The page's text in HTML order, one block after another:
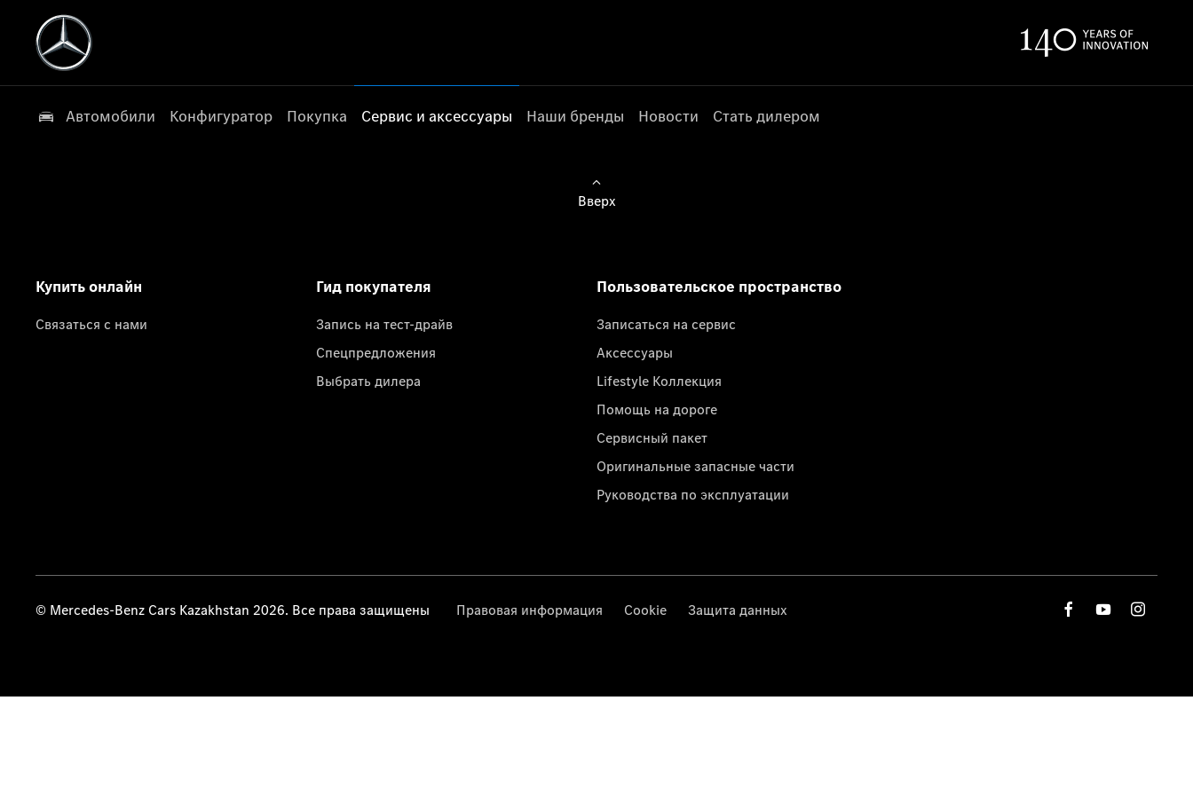
Автомобили Конфигуратор Покупка Сервис и аксессуары Наши бренды Новости Стать дилером
Вверх
Купить онлайн
Связаться с нами
Гид покупателя
Запись на тест-драйв
Спецпредложения
Выбрать дилера
Пользовательское пространство
Записаться на сервис
Аксессуары
Lifestyle Коллекция
Помощь на дороге
Сервисный пакет
Оригинальные запасные части
Руководства по эксплуатации
© Mercedes-Benz Cars Kazakhstan 2026. Все права защищены Правовая информация Cookie Защита данных